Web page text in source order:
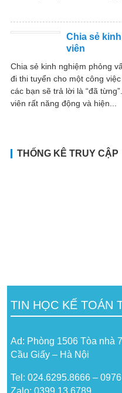
Chia sẻ
viên
Chia sẻ kinh nghiệm phỏng
đi thi tuyển cho một công
các bạn sẽ trả lời là “đã
viên rất năng động và hiện...
THỐNG KÊ TRUY CẬP
TIN HỌC KẾ TOÁN
Ad: Phòng 1506 Tòa nhà
Cầu Giấy – Hà Nội
Tel: 024.6295.8666 –
Zalo: 0399 13 6789